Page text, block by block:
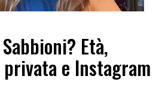
Età,
e Instagram